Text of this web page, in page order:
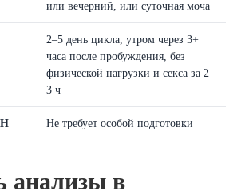
или вечерний, или суточная моча
2–5 день цикла, утром через 3+
часа после пробуждения, без
физической нагрузки и секса за 2–
3 ч
Не требует особой подготовки
анализы в